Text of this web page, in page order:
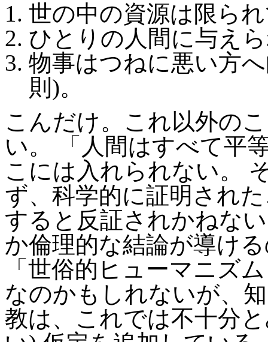
世の中の資源は限ら
ひとりの人間に与え
物事はつねに悪い方
則)。
こんだけ。これ以外の
い。 「人間はすべて平
こには入れられない。
ず、科学的に証明され
すると反証されかねな
か倫理的な結論が導け
「世俗的ヒューマニズ
なのかもしれないが、
教は、これでは不十分